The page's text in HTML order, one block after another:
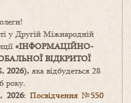
у Другій Міжнародній
«ІНФОРМАЦІЙНО-
ВІДКРИТОЇ
2026),яка відбудеться 28
року.
2026: Посвідчення №550